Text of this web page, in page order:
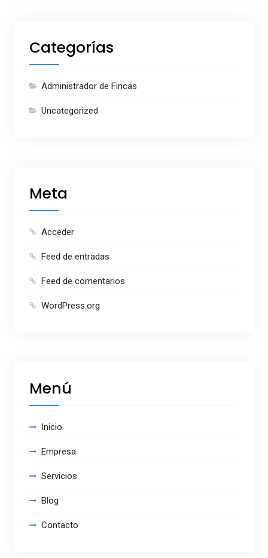
Categorías
Administrador de Fincas
Uncategorized
Meta
Acceder
Feed de entradas
Feed de comentarios
WordPress.org
Menú
Inicio
Empresa
Servicios
Blog
Contacto